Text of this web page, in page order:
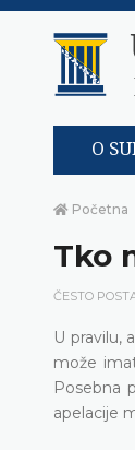
O
Početna
Tko
ČESTO
U pravilu,
može
Posebna
apelacije